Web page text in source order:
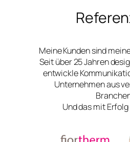
Meine Kunden sind
Seit über 25 Jahren
entwickle
Unternehmen aus
Und das mit